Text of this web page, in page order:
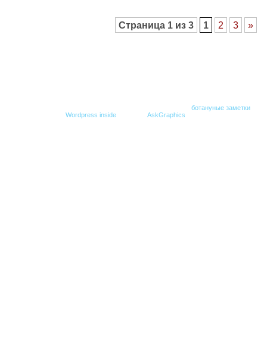
Страница 1 из 3 1 2 3 »
ботануные заметки
Wordpress inside AskGraphics